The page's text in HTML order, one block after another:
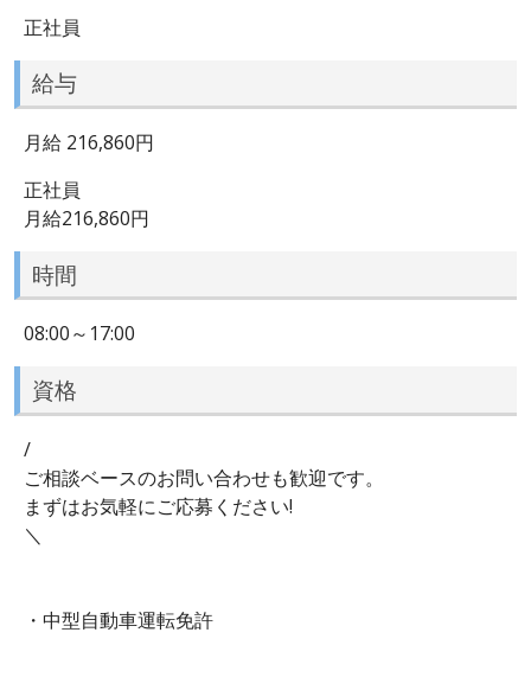
正社員
給与
月給 216,860円
正社員
月給216,860円
時間
08:00～17:00
資格
/
ご相談ベースのお問い合わせも歓迎です。
まずはお気軽にご応募ください!
＼
・中型自動車運転免許